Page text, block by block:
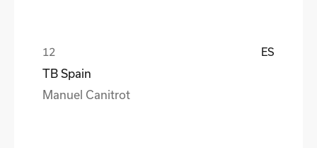
ES
TB Spain
Manuel Canitrot